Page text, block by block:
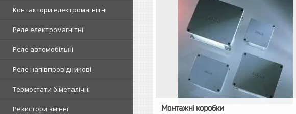
Контактори електромагнітні
Реле електромагнітні
Реле автомобільні
Реле напівпровідникові
Термостати біметалічні
Резистори змінні Монтажні коробки